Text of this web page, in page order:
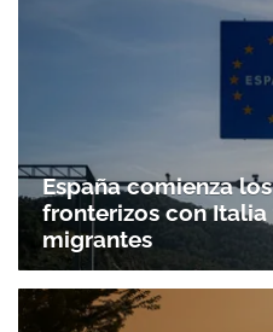
España comienza
fronterizos con Italia
migrantes